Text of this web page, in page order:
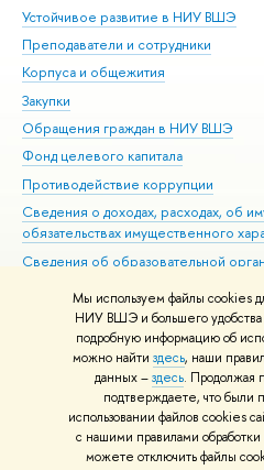
Мы используем файлы cookies
НИУ ВШЭ и большего удобства
подробную информацию об
можно найти здесь, наши
данных –здесь. Продолжая
подтверждаете, что были
использовании файлов cookies
с нашими правилами
можете отключить файлы
Устойчивое развитие в НИУ ВШЭ
Преподаватели и сотрудники
Корпуса и общежития
Закупки
Обращения граждан в НИУ ВШЭ
Фонд целевого капитала
Противодействие коррупции
Сведения о доходах, расходах, об
обязательствах имущественного
Сведения об образовательной
Людям с ограниченными
Единая платежная страница
Работа в Вышке
© НИУ ВШЭ 1993–2026 Адреса и
материалов Политика
Шрифты HSE Sans и HSE Slab